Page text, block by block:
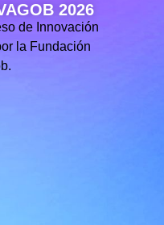
2026
de Innovación
la Fundación